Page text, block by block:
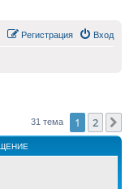
Вход
Регистрация
31 тема 1 2